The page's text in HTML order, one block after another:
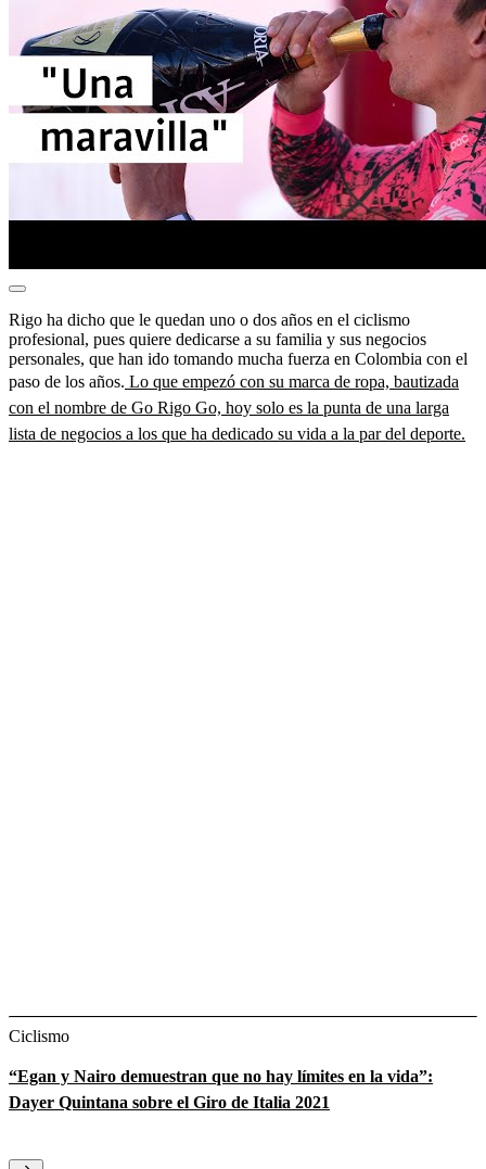
Rigo ha dicho que le quedan uno o dos años en el ciclismo
profesional, pues quiere dedicarse a su familia y sus negocios
personales, que han ido tomando mucha fuerza en Colombia con el
paso de los años. Lo que empezó con su marca de ropa, bautizada
con el nombre de Go Rigo Go, hoy solo es la punta de una larga
lista de negocios a los que ha dedicado su vida a la par del deporte.
Ciclismo
“Egan y Nairo demuestran que no hay límites en la vida”:
Dayer Quintana sobre el Giro de Italia 2021